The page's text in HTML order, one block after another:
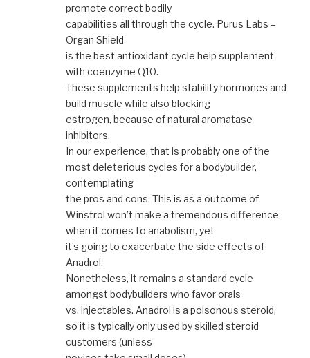
promote correct bodily
capabilities all through the cycle. Purus Labs –
Organ Shield
is the best antioxidant cycle help supplement
with coenzyme Q10.
These supplements help stability hormones and
build muscle while also blocking
estrogen, because of natural aromatase
inhibitors.
In our experience, that is probably one of the
most deleterious cycles for a bodybuilder,
contemplating
the pros and cons. This is as a outcome of
Winstrol won’t make a tremendous difference
when it comes to anabolism, yet
it’s going to exacerbate the side effects of
Anadrol.
Nonetheless, it remains a standard cycle
amongst bodybuilders who favor orals
vs. injectables. Anadrol is a poisonous steroid,
so it is typically only used by skilled steroid
customers (unless